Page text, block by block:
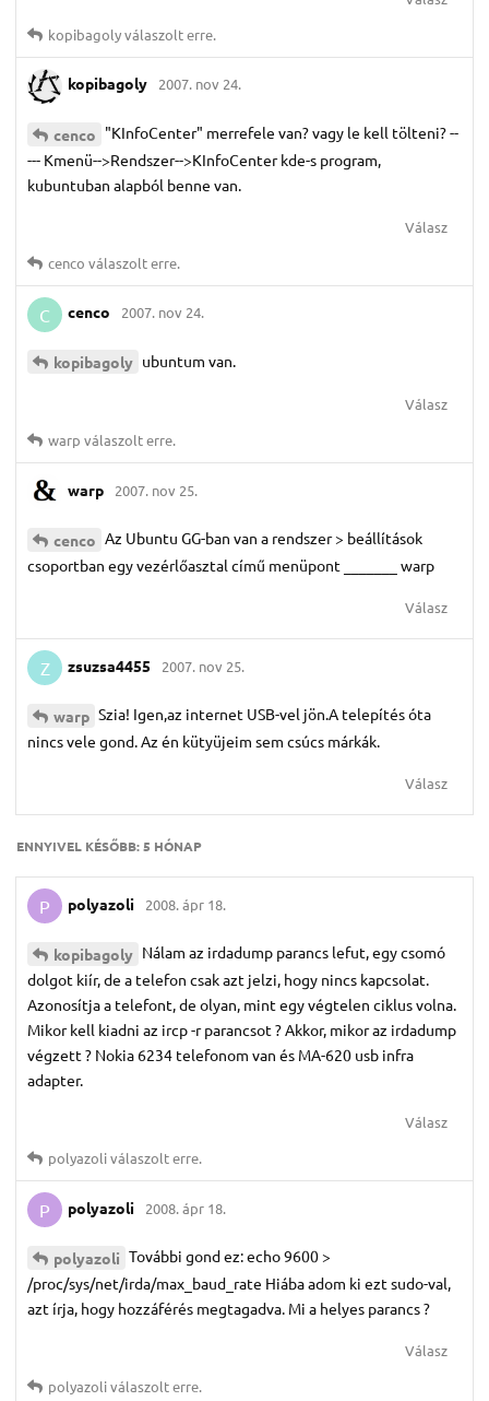
kopibagolyválaszolt erre.
kopibagoly 2007. nov 24.
cenco "KInfoCenter" merrefele van? vagy le kell tölteni? --
--- Kmenü-->Rendszer-->KInfoCenter kde-s program,
kubuntuban alapból benne van.
Válasz
cenco válaszolt erre.
C cenco 2007. nov 24.
kopibagoly ubuntum van.
Válasz
warp válaszolt erre.
warp 2007. nov 25.
cenco Az Ubuntu GG-ban van a rendszer > beállítások
csoportban egy vezérlőasztal című menüpont _______ warp
Válasz
Z zsuzsa4455 2007. nov 25.
warp Szia! Igen,az internet USB-vel jön.A telepítés óta
nincs vele gond. Az én kütyüjeim sem csúcs márkák.
Válasz
ENNYIVEL KÉSŐBB:5 HÓNAP
P polyazoli 2008. ápr 18.
kopibagoly Nálam az irdadump parancs lefut, egy csomó
dolgot kiír, de a telefon csak azt jelzi, hogy nincs kapcsolat.
Azonosítja a telefont, de olyan, mint egy végtelen ciklus volna.
Mikor kell kiadni az ircp -r parancsot ? Akkor, mikor az irdadump
végzett ? Nokia 6234 telefonom van és MA-620 usb infra
adapter.
Válasz
polyazoliválaszolt erre.
P polyazoli 2008. ápr 18.
polyazoli További gond ez: echo 9600 >
/proc/sys/net/irda/max_baud_rate Hiába adom ki ezt sudo-val,
azt írja, hogy hozzáférés megtagadva. Mi a helyes parancs ?
Válasz
polyazoliválaszolt erre.